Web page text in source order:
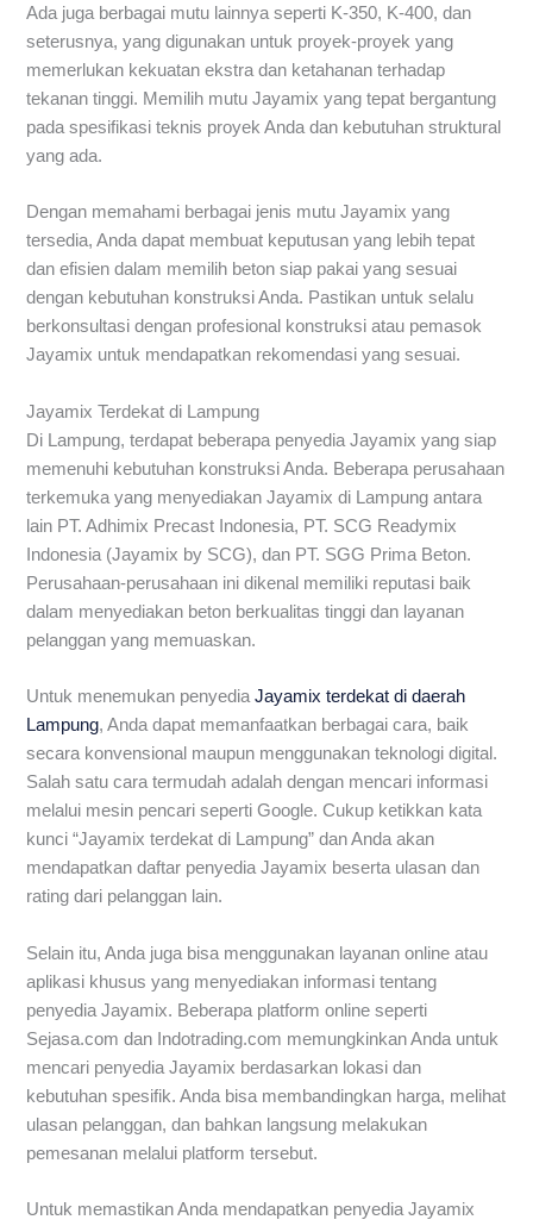
Ada juga berbagai mutu lainnya seperti K-350, K-400, dan
seterusnya, yang digunakan untuk proyek-proyek yang
memerlukan kekuatan ekstra dan ketahanan terhadap
tekanan tinggi. Memilih mutu Jayamix yang tepat bergantung
pada spesifikasi teknis proyek Anda dan kebutuhan struktural
yang ada.
Dengan memahami berbagai jenis mutu Jayamix yang
tersedia, Anda dapat membuat keputusan yang lebih tepat
dan efisien dalam memilih beton siap pakai yang sesuai
dengan kebutuhan konstruksi Anda. Pastikan untuk selalu
berkonsultasi dengan profesional konstruksi atau pemasok
Jayamix untuk mendapatkan rekomendasi yang sesuai.
Jayamix Terdekat di Lampung
Di Lampung, terdapat beberapa penyedia Jayamix yang siap
memenuhi kebutuhan konstruksi Anda. Beberapa perusahaan
terkemuka yang menyediakan Jayamix di Lampung antara
lain PT. Adhimix Precast Indonesia, PT. SCG Readymix
Indonesia (Jayamix by SCG), dan PT. SGG Prima Beton.
Perusahaan-perusahaan ini dikenal memiliki reputasi baik
dalam menyediakan beton berkualitas tinggi dan layanan
pelanggan yang memuaskan.
Untuk menemukan penyediaJayamix terdekat di daerah
Lampung, Anda dapat memanfaatkan berbagai cara, baik
secara konvensional maupun menggunakan teknologi digital.
Salah satu cara termudah adalah dengan mencari informasi
melalui mesin pencari seperti Google. Cukup ketikkan kata
kunci “Jayamix terdekat di Lampung” dan Anda akan
mendapatkan daftar penyedia Jayamix beserta ulasan dan
rating dari pelanggan lain.
Selain itu, Anda juga bisa menggunakan layanan online atau
aplikasi khusus yang menyediakan informasi tentang
penyedia Jayamix. Beberapa platform online seperti
Sejasa.com dan Indotrading.com memungkinkan Anda untuk
mencari penyedia Jayamix berdasarkan lokasi dan
kebutuhan spesifik. Anda bisa membandingkan harga, melihat
ulasan pelanggan, dan bahkan langsung melakukan
pemesanan melalui platform tersebut.
Untuk memastikan Anda mendapatkan penyedia Jayamix